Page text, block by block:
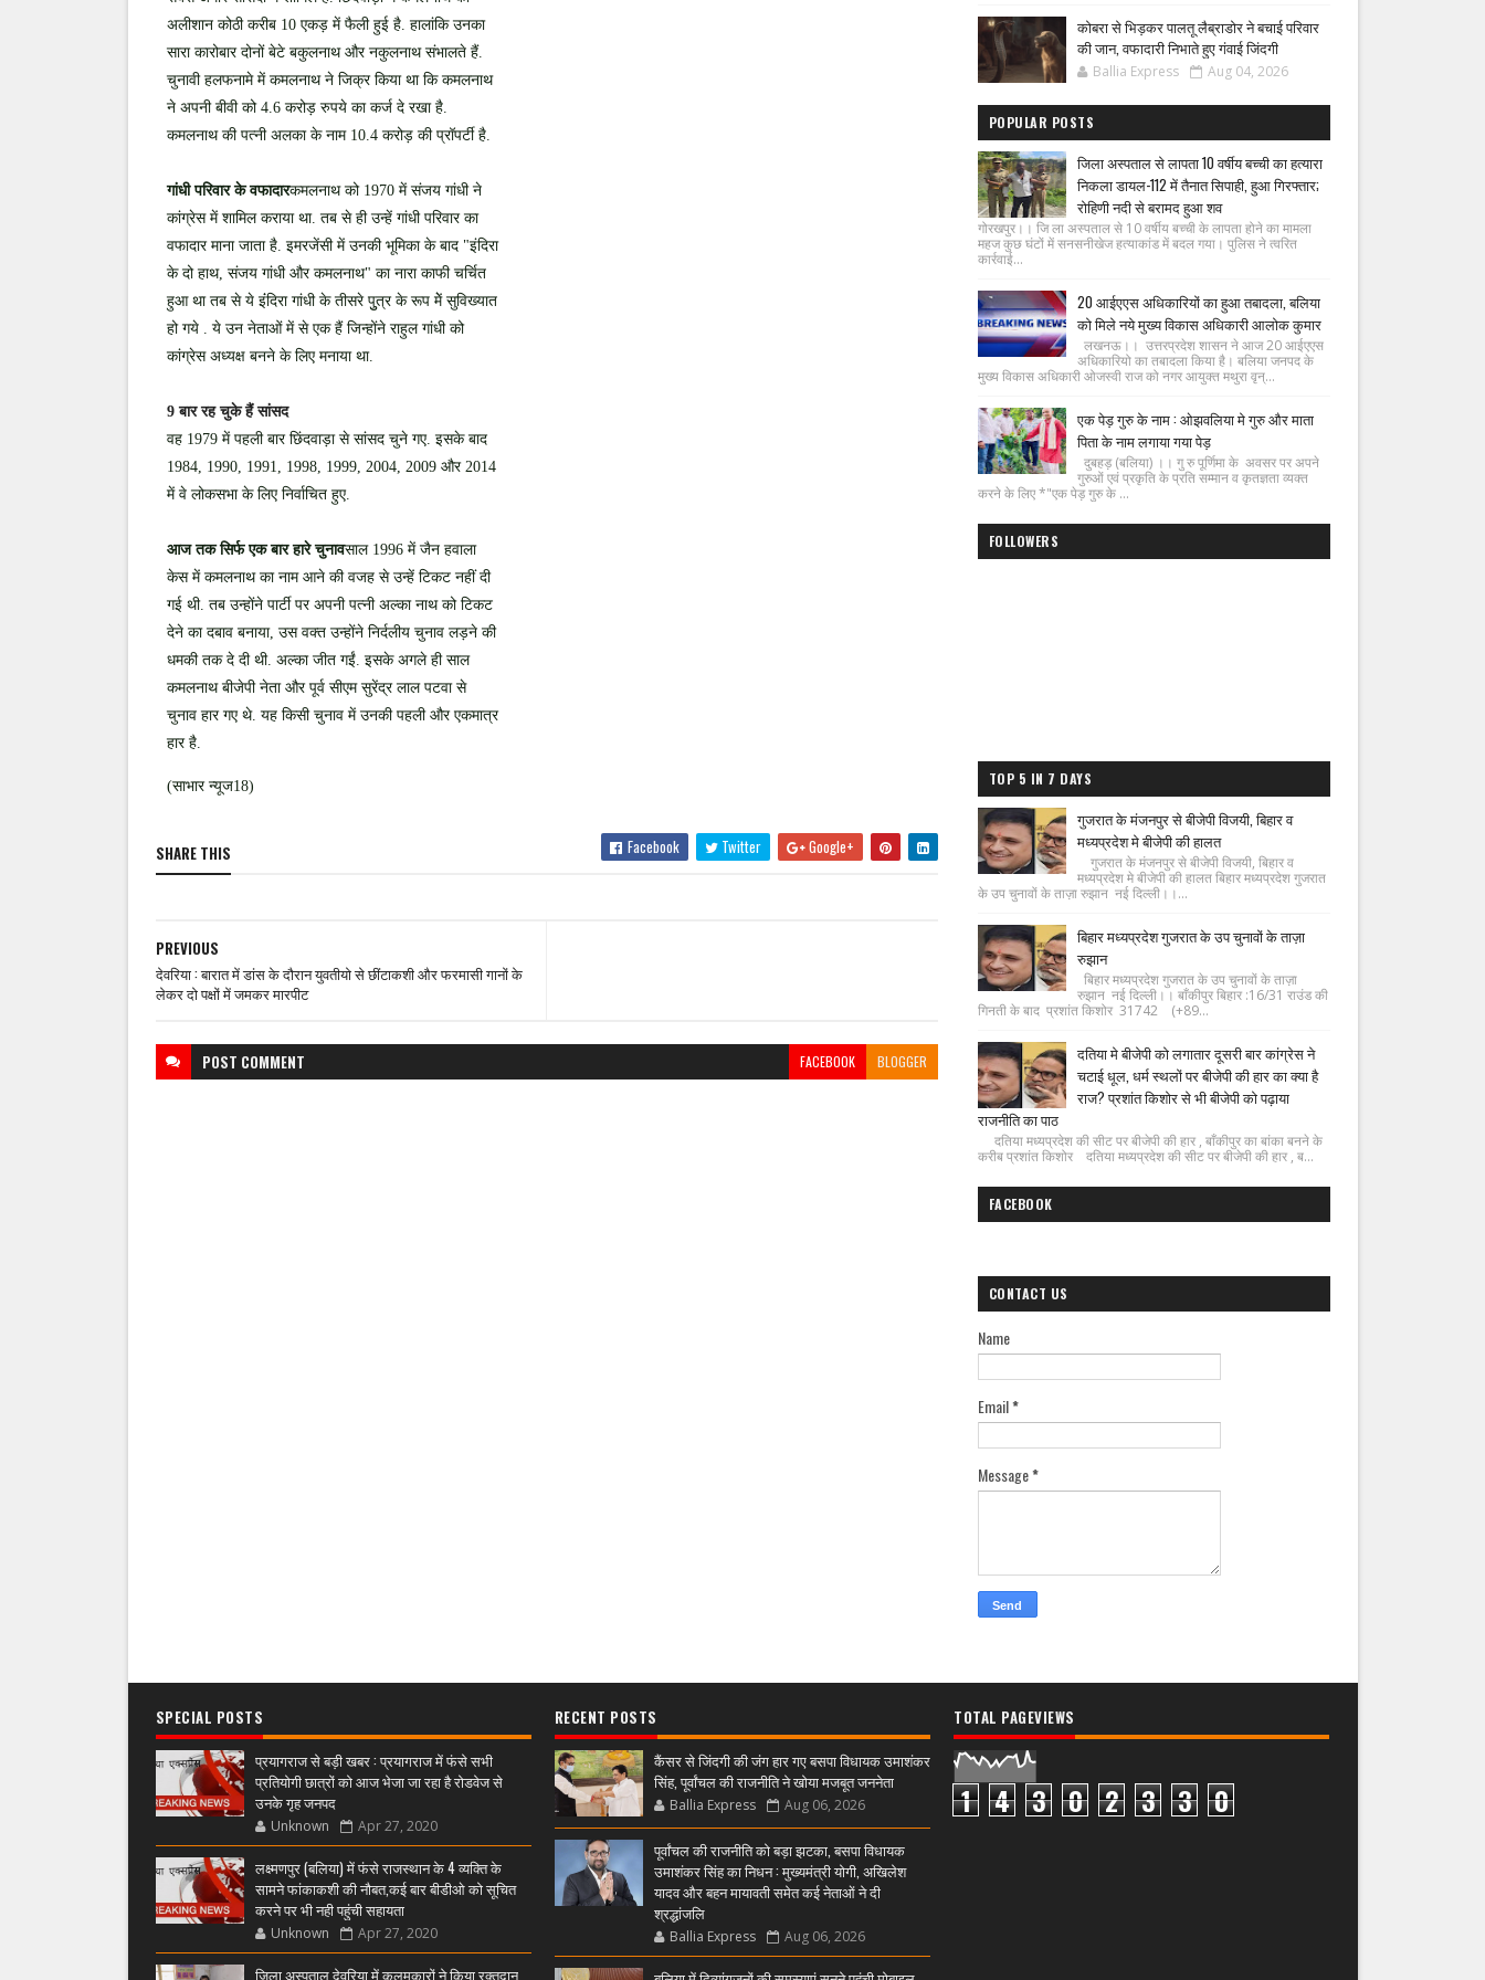
अलीशान कोठी करीब 10 एकड़ में फैली हुई है. हालांकि उनका
सारा कारोबार दोनों बेटे बकुलनाथ और नकुलनाथ संभालते हैं.
चुनावी हलफनामे में कमलनाथ ने जिक्र किया था कि कमलनाथ
ने अपनी बीवी को 4.6 करोड़ रुपये का कर्ज दे रखा है.
कमलनाथ की पत्नी अलका के नाम 10.4 करोड़ की प्रॉपर्टी है.
गांधी परिवार के वफादारकमलनाथ को 1970 में संजय गांधी ने
कांग्रेस में शामिल कराया था. तब से ही उन्हें गांधी परिवार का
वफादार माना जाता है. इमरजेंसी में उनकी भूमिका के बाद "इंदिरा
के दो हाथ, संजय गांधी और कमलनाथ" का नारा काफी चर्चित
हुआ था तब से ये इंंदिरा गांधी के तीसरे पुुत्र के रूप मेें सुविख्यात
हो गये . ये उन नेताओं में से एक हैं जिन्होंने राहुल गांधी को
कांग्रेस अध्यक्ष बनने के लिए मनाया था.
9 बार रह चुके हैं सांसद
वह 1979 में पहली बार छिंदवाड़ा से सांसद चुने गए. इसके बाद
1984, 1990, 1991, 1998, 1999, 2004, 2009 और 2014
में वे लोकसभा के लिए निर्वाचित हुए.
आज तक सिर्फ एक बार हारे चुनावसाल 1996 में जैन हवाला
केस में कमलनाथ का नाम आने की वजह से उन्हें टिकट नहीं दी
गई थी. तब उन्होंने पार्टी पर अपनी पत्नी अल्का नाथ को टिकट
देने का दबाव बनाया, उस वक्त उन्होंने निर्दलीय चुनाव लड़ने की
धमकी तक दे दी थी. अल्का जीत गईं. इसके अगले ही साल
कमलनाथ बीजेपी नेता और पूर्व सीएम सुरेंद्र लाल पटवा से
चुनाव हार गए थे. यह किसी चुनाव में उनकी पहली और एकमात्र
हार है.
(साभार न्यूज18)
SHARE THIS Facebook Twitter Google+
PREVIOUS
देवरिया : बारात में डांस के दौरान युवतीयो से छींटाकशी और फरमासी‌ गानों के
लेकर दो पक्षों में जमकर मारपीट
POST COMMENT FACEBOOK BLOGGER
कोबरा से भिड़कर पालतू लैब्राडोर ने बचाई परिवार
की जान, वफादारी निभाते हुए गंवाई जिंदगी
Ballia Express Aug 04, 2026
POPULAR POSTS
जिला अस्पताल से लापता 10 वर्षीय बच्ची का हत्यारा
निकला डायल-112 में तैनात सिपाही, हुआ गिरफ्तार;
रोहिणी नदी से बरामद हुआ शव
गोरखपुर।। जि ला अस्पताल से 10 वर्षीय बच्ची के लापता होने का मामला
महज कुछ घंटों में सनसनीखेज हत्याकांड में बदल गया। पुलिस ने त्वरित
कार्रवाई...
20 आईएएस अधिकारियों का हुआ तबादला, बलिया
को मिले नये मुख्य विकास अधिकारी आलोक कुमार
लखनऊ।। उत्तरप्रदेश शासन ने आज 20 आईएएस
अधिकारियो का तबादला किया है। बलिया जनपद के
मुख्य विकास अधिकारी ओजस्वी राज को नगर आयुक्त मथुरा वृन्...
एक पेड़ गुरु के नाम : ओझवलिया मे गुरु और माता
पिता के नाम लगाया गया पेड़
दुबहड़ (बलिया) ।। गु रु पूर्णिमा के अवसर पर अपने
गुरुओं एवं प्रकृति के प्रति सम्मान व कृतज्ञता व्यक्त
करने के लिए *"एक पेड़ गुरु के ...
FOLLOWERS
TOP 5 IN 7 DAYS
गुजरात के मंजनपुर से बीजेपी विजयी, बिहार व
मध्यप्रदेश मे बीजेपी की हालत
गुजरात के मंजनपुर से बीजेपी विजयी, बिहार व
मध्यप्रदेश मे बीजेपी की हालत बिहार मध्यप्रदेश गुजरात
के उप चुनावों के ताज़ा रुझान नई दिल्ली।।...
बिहार मध्यप्रदेश गुजरात के उप चुनावों के ताज़ा
रुझान
बिहार मध्यप्रदेश गुजरात के उप चुनावों के ताज़ा
रुझान नई दिल्ली।। बाँकीपुर बिहार :16/31 राउंड की
गिनती के बाद प्रशांत किशोर 31742 (+89...
दतिया मे बीजेपी को लगातार दूसरी बार कांग्रेस ने
चटाई धूल, धर्म स्थलों पर बीजेपी की हार का क्या है
राज? प्रशांत किशोर से भी बीजेपी को पढ़ाया
राजनीति का पाठ
दतिया मध्यप्रदेश की सीट पर बीजेपी की हार , बाँकीपुर का बांका बनने के
करीब प्रशांत किशोर दतिया मध्यप्रदेश की सीट पर बीजेपी की हार , ब...
FACEBOOK
CONTACT US
Name
Email*
Message*
SPECIAL POSTS
प्रयागराज से बड़ी खबर : प्रयागराज में फंसे सभी
प्रतियोगी छात्रों को आज भेजा जा रहा है रोडवेज से
उनके गृह जनपद
Unknown Apr 27, 2020
लक्ष्मणपुर (बलिया) में फंसे राजस्थान के 4 व्यक्ति के
सामने फांकाकशी की नौबत,कई बार बीडीओ को सूचित
करने पर भी नही पहुंची सहायता
Unknown Apr 27, 2020
जिला अस्पताल देवरिया में कलमकारों ने किया रक्तदान
RECENT POSTS
कैंसर से जिंदगी की जंग हार गए बसपा विधायक उमाशंकर
सिंह, पूर्वांचल की राजनीति ने खोया मजबूत जननेता
Ballia Express Aug 06, 2026
पूर्वांचल की राजनीति को बड़ा झटका, बसपा विधायक
उमाशंकर सिंह का निधन : मुख्यमंत्री योगी, अखिलेश
यादव और बहन मायावती समेत कई नेताओं ने दी
श्रद्धांजलि
Ballia Express Aug 06, 2026
TOTAL PAGEVIEWS
1 4 3 0 2 3 3 0